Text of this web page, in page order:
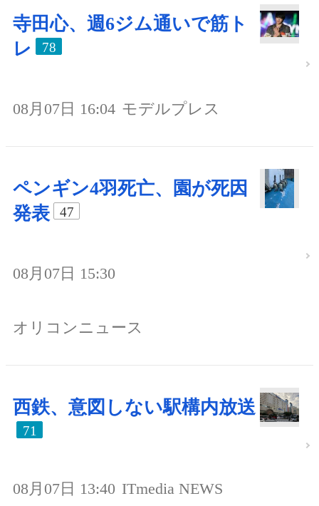
寺田心、週6ジム通いで筋ト
レ
78
08月07日 16:04 モデルプレス
ペンギン4羽死亡、園が死因
発表
47
08月07日 15:30
オリコンニュース
西鉄、意図しない駅構内放送
71
08月07日 13:40 ITmedia NEWS